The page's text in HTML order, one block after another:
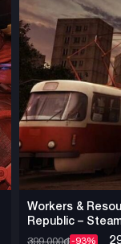
Workers &
Republic –
399,000₫-93%